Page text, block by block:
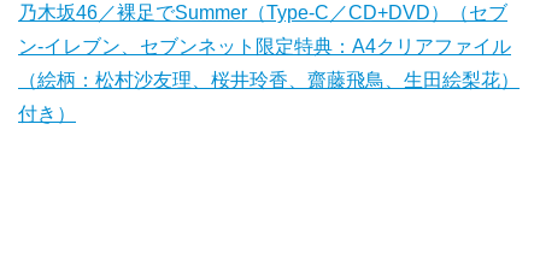
乃木坂46／裸足でSummer（Type-C／CD+DVD）（セブ
ン‐イレブン、セブンネット限定特典：A4クリアファイル
（絵柄：松村沙友理、桜井玲香、齋藤飛鳥、生田絵梨花）
付き）